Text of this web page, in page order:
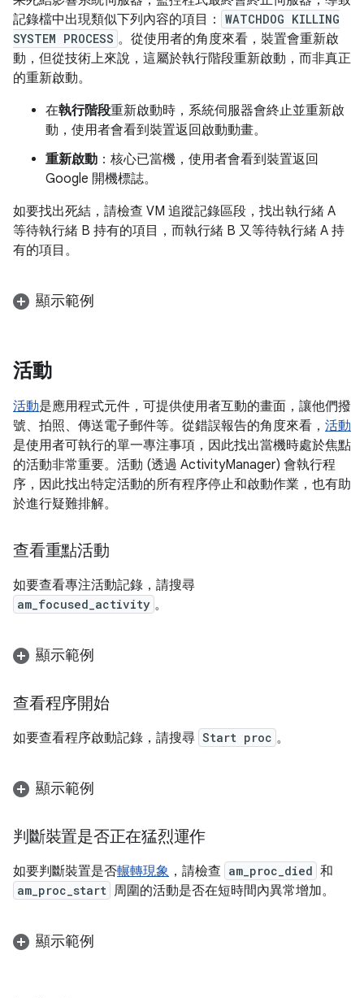
記錄檔中出現類似下列內容的項目：
WATCHDOG KILLING
SYSTEM PROCESS 。從使用者的角度來看，裝置會重新啟
動，但從技術上來說，這屬於執行階段重新啟動，而非真正
的重新啟動。
在執行階段重新啟動時，系統伺服器會終止並重新啟
動，使用者會看到裝置返回啟動動畫。
重新啟動 ：核心已當機，使用者會看到裝置返回
Google 開機標誌。
如要找出死結，請檢查 VM 追蹤記錄區段，找出執行緒 A
等待執行緒 B 持有的項目，而執行緒 B 又等待執行緒 A 持
有的項目。
顯示範例
活動
活動是應用程式元件，可提供使用者互動的畫面，讓他們撥
號、拍照、傳送電子郵件等。從錯誤報告的角度來看， 活動
是使用者可執行的單一專注事項，因此找出當機時處於焦點
的活動非常重要。活動 (透過 ActivityManager) 會執行程
序，因此找出特定活動的所有程序停止和啟動作業，也有助
於進行疑難排解。
查看重點活動
如要查看專注活動記錄，請搜尋
am_focused_activity 。
顯示範例
查看程序開始
如要查看程序啟動記錄，請搜尋 Start proc 。
顯示範例
判斷裝置是否正在猛烈運作
如要判斷裝置是否輾轉現象 ，請檢查 am_proc_died 和
am_proc_start 周圍的活動是否在短時間內異常增加。
顯示範例